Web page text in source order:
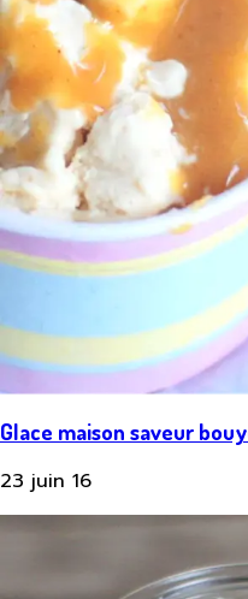
Glace maison saveur
23 juin 16